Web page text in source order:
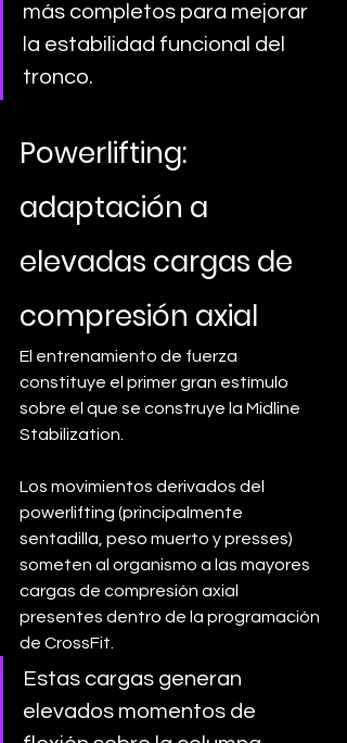
más completos para mejorar
la estabilidad funcional del
tronco.
Powerlifting:
adaptación a
elevadas cargas de
compresión axial
El entrenamiento de fuerza
constituye el primer gran estímulo
sobre el que se construye la Midline
Stabilization.
Los movimientos derivados del
powerlifting (principalmente
sentadilla, peso muerto y presses)
someten al organismo a las mayores
cargas de compresión axial
presentes dentro de la programación
de CrossFit.
Estas cargas generan
elevados momentos de